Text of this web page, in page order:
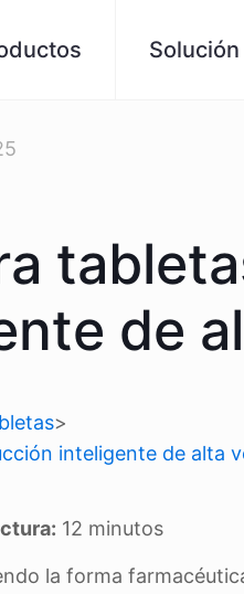
Solución
de
>
inteligente de alta
12 minutos
la forma